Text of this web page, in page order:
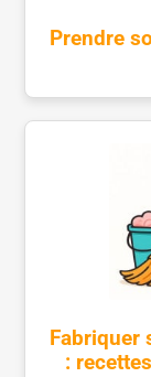
Prendre
Fabriquer
: